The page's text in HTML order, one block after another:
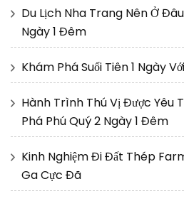
Du Lịch Nha Trang Nên Ở
Ngày 1 Đêm
Khám Phá Suối Tiên 1 Ngày
Hành Trình Thú Vị Được Yêu
Phá Phú Quý 2 Ngày 1 Đêm
Kinh Nghiệm Đi Đất Thép
Ga Cực Đã